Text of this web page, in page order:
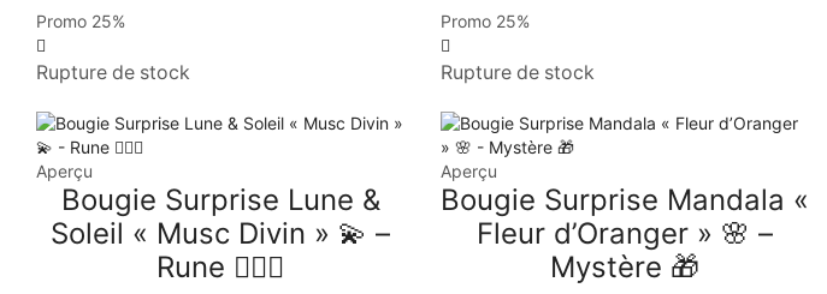
Promo 25%
Rupture de stock
Aperçu
Bougie Surprise Lune &
Soleil « Musc Divin » 💫 –
Rune 🧙🏼‍♂️
Promo 25%
Rupture de stock
Aperçu
Bougie Surprise Mandala «
Fleur d’Oranger » 🌸 –
Mystère 🎁